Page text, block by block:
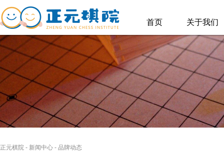
首页 关于我们
正元棋院 - 新闻中心 - 品牌动态